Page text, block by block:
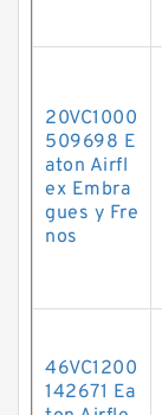
20VC1000
509698 E
aton Airfl
ex Embra
gues y Fre
nos
46VC1200
142671 Ea